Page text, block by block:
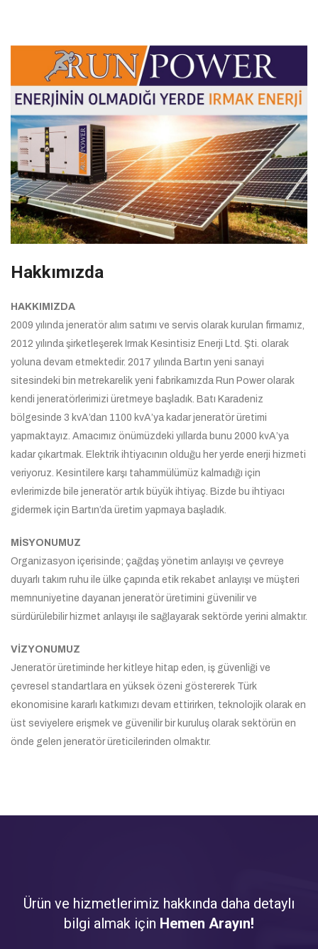
Hakkımızda
HAKKIMIZDA
2009 yılında jeneratör alım satımı ve servis olarak kurulan firmamız,
2012 yılında şirketleşerek Irmak Kesintisiz Enerji Ltd. Şti. olarak
yoluna devam etmektedir. 2017 yılında Bartın yeni sanayi
sitesindeki bin metrekarelik yeni fabrikamızda Run Power olarak
kendi jeneratörlerimizi üretmeye başladık. Batı Karadeniz
bölgesinde 3 kvA’dan 1100 kvA’ya kadar jeneratör üretimi
yapmaktayız. Amacımız önümüzdeki yıllarda bunu 2000 kvA’ya
kadar çıkartmak. Elektrik ihtiyacının olduğu her yerde enerji hizmeti
veriyoruz. Kesintilere karşı tahammülümüz kalmadığı için
evlerimizde bile jeneratör artık büyük ihtiyaç. Bizde bu ihtiyacı
gidermek için Bartın’da üretim yapmaya başladık.
MİSYONUMUZ
Organizasyon içerisinde; çağdaş yönetim anlayışı ve çevreye
duyarlı takım ruhu ile ülke çapında etik rekabet anlayışı ve müşteri
memnuniyetine dayanan jeneratör üretimini güvenilir ve
sürdürülebilir hizmet anlayışı ile sağlayarak sektörde yerini almaktır.
VİZYONUMUZ
Jeneratör üretiminde her kitleye hitap eden, iş güvenliği ve
çevresel standartlara en yüksek özeni göstererek Türk
ekonomisine kararlı katkımızı devam ettirirken, teknolojik olarak en
üst seviyelere erişmek ve güvenilir bir kuruluş olarak sektörün en
önde gelen jeneratör üreticilerinden olmaktır.
Ürün ve hizmetlerimiz hakkında daha detaylı
bilgi almak için Hemen Arayın!